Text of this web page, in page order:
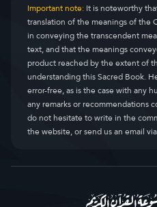
Important note:It is noteworthy
translation of the meanings of the
in conveying the transcendent
text, and that the meanings
product reached by the extent of
understanding this Sacred Book.
error-free, as is the case with any
any remarks or recommendations
do not hesitate to write in the
the website, or send us an email